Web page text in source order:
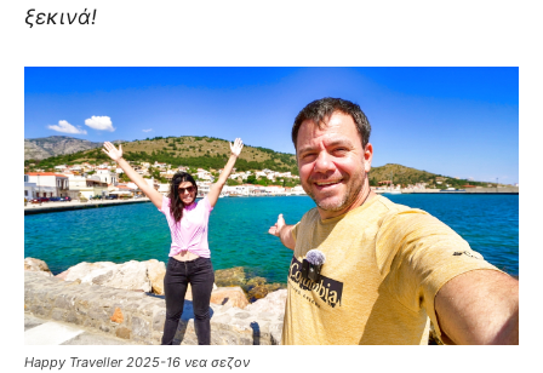
ξεκινά!
Happy Traveller 2025-16 νεα σεζον